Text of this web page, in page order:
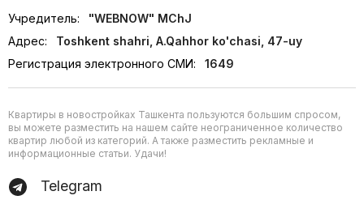
Учредитель:
"WEBNOW" MChJ
Адрес:
Toshkent shahri, A.Qahhor ko'chasi, 47-uy
Регистрация электронного СМИ:
1649
Квартиры в новостройках Ташкента пользуются большим спросом,
вы можете разместить на нашем сайте неограниченное количество
квартир любой из категорий. А также разместить рекламные и
информационные статьи. Удачи!
Telegram